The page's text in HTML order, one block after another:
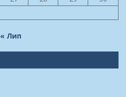
« Лип